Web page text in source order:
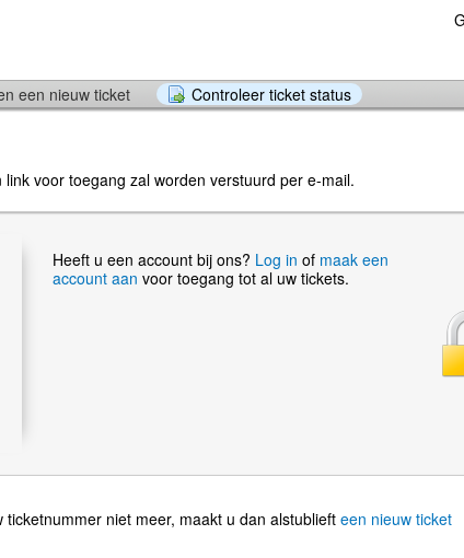
een nieuw ticket Controleer ticket status
voor toegang zal worden verstuurd per e-mail.
Heeft u een account bij ons? Log in of maak een
account aan voor toegang tot al uw tickets.
niet meer, maakt u dan alstublieft een nieuw ticket